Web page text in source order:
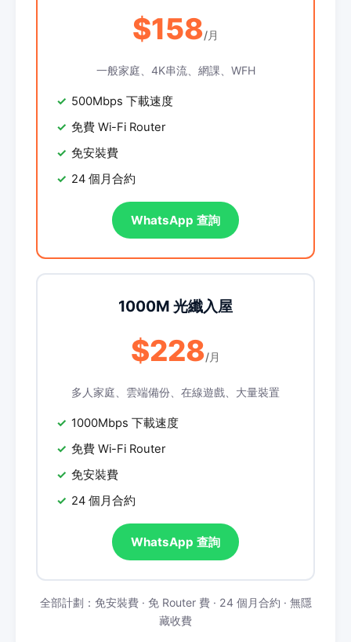
$158/月
一般家庭、4K串流、網課、WFH
500Mbps 下載速度
免費 Wi-Fi Router
免安裝費
24 個月合約
WhatsApp 查詢
1000M 光纖入屋
$228/月
多人家庭、雲端備份、在線遊戲、大量裝置
1000Mbps 下載速度
免費 Wi-Fi Router
免安裝費
24 個月合約
WhatsApp 查詢
全部計劃：免安裝費 · 免 Router 費 · 24 個月合約 · 無隱
藏收費